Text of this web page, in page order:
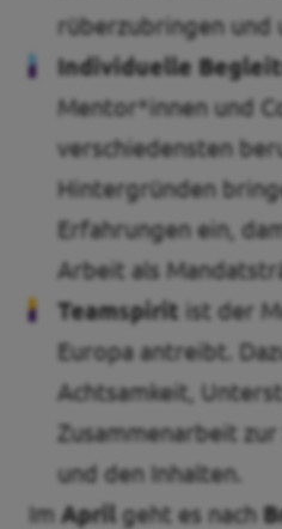
rüberzubringen und
Individuelle
Mentor*innen und
verschiedensten
Hintergründen
Erfahrungen ein,
Arbeit als
Teamspirit ist der
Europa antreibt.
Achtsamkeit,
Zusammenarbeit
und den Inhalten.
Im April geht es nach